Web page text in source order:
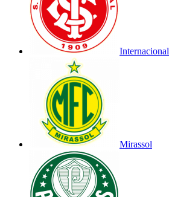
Internacional
Mirassol